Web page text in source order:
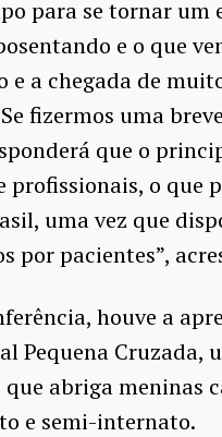
para se tornar um
e o que
e a chegada de
fizermos uma
que o
profissionais, o que
uma vez que
por pacientes”,
houve a
Pequena
abriga meninas
e semi-internato.